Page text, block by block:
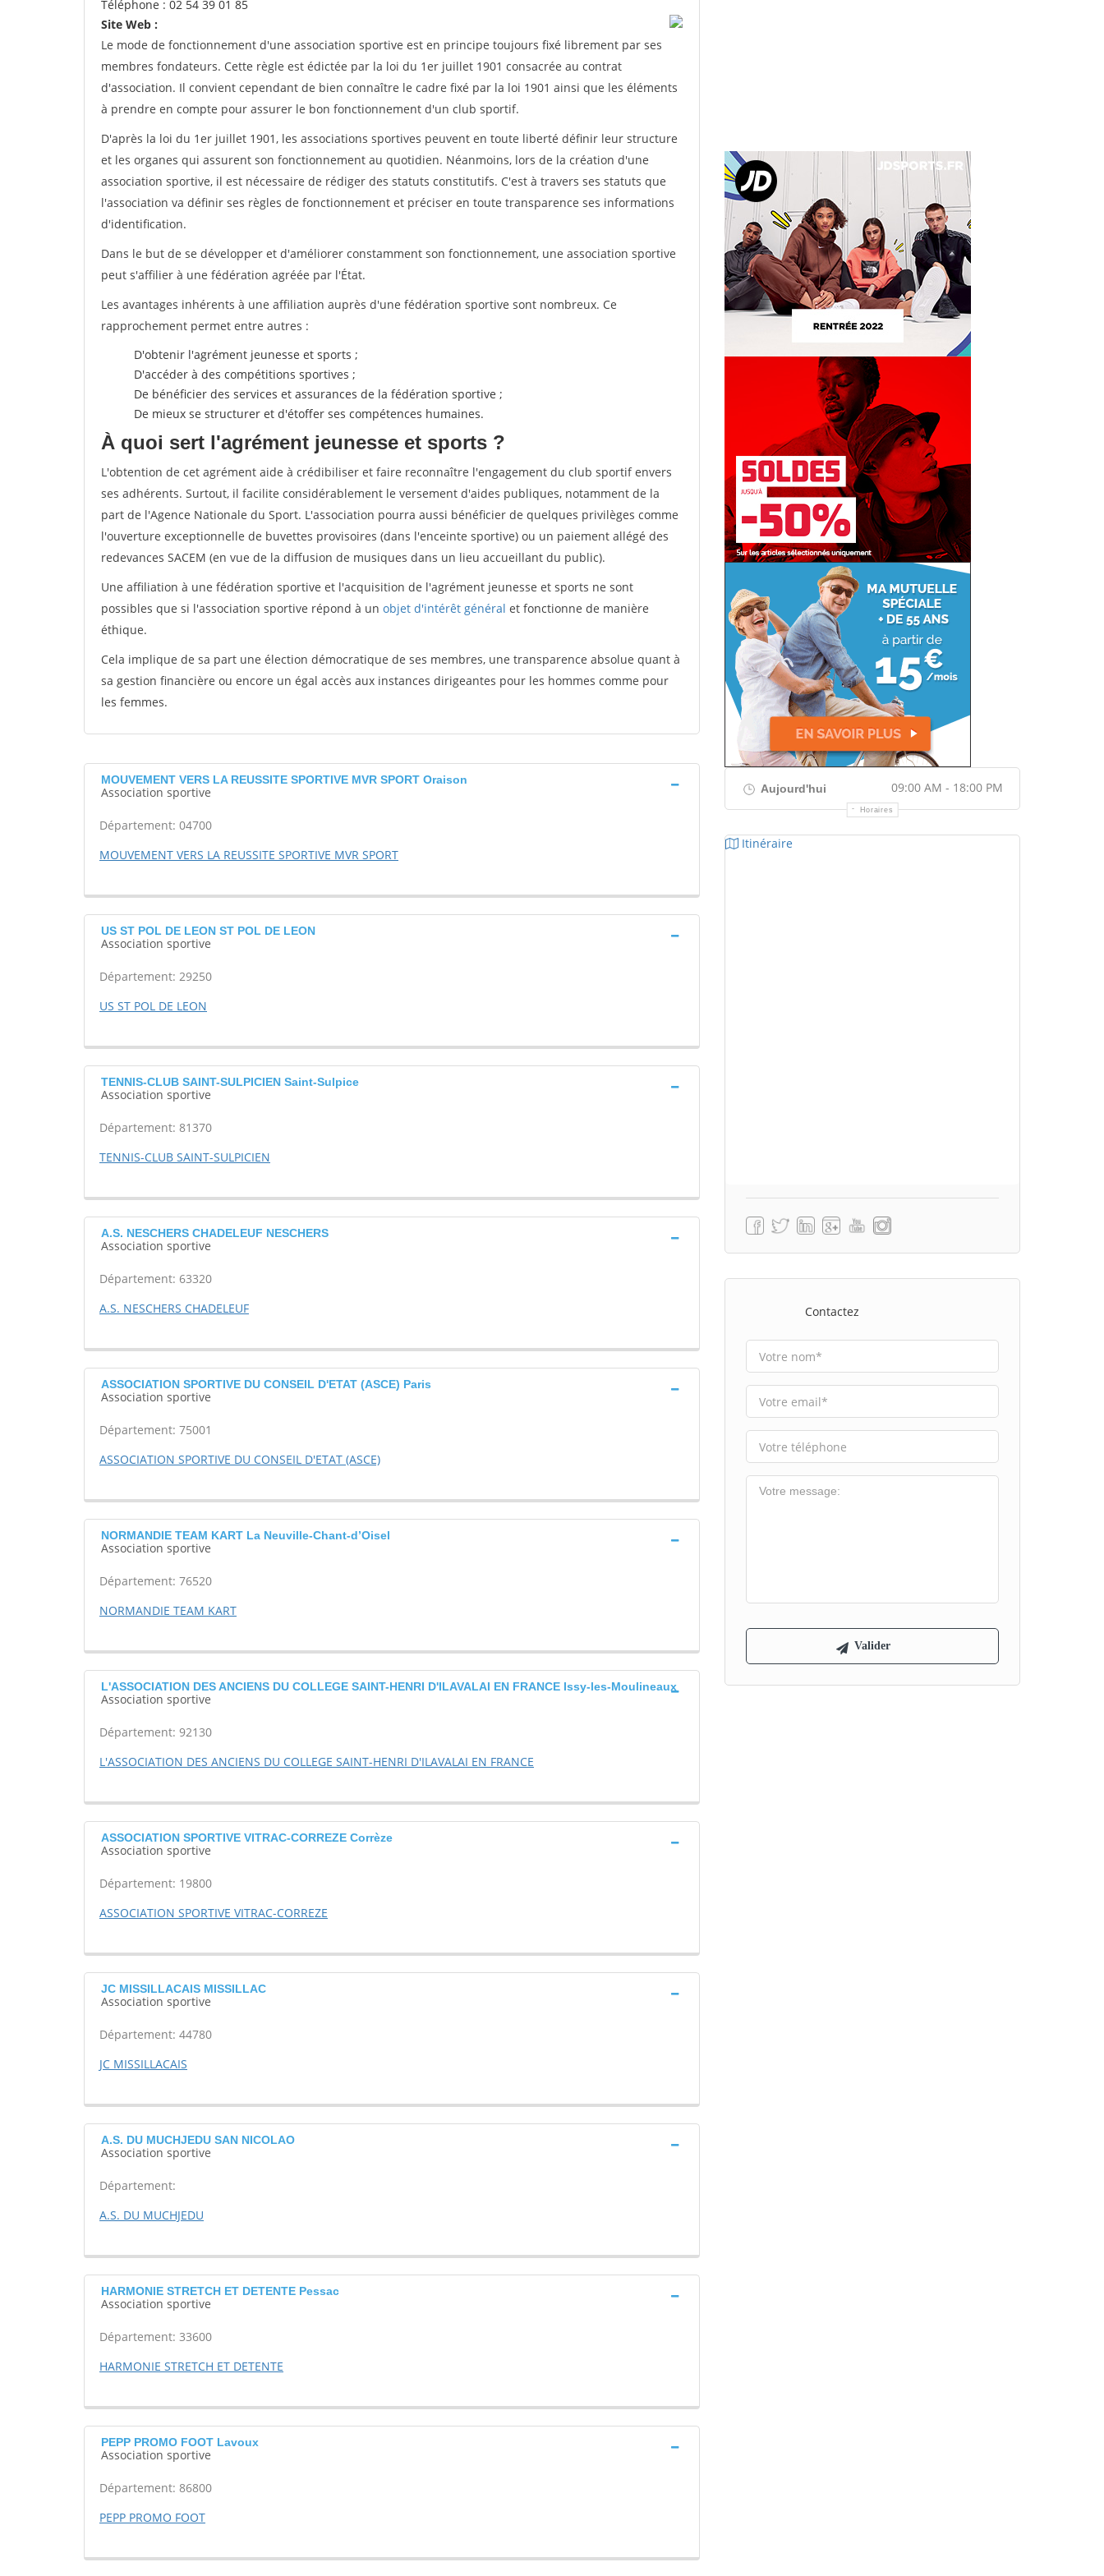
Téléphone : 02 54 39 01 85
Site Web :
Le mode de fonctionnement d'une association sportive est en principe toujours fixé librement par ses
membres fondateurs. Cette règle est édictée par la loi du 1er juillet 1901 consacrée au contrat
d'association. Il convient cependant de bien connaître le cadre fixé par la loi 1901 ainsi que les éléments
à prendre en compte pour assurer le bon fonctionnement d'un club sportif.
D'après la loi du 1er juillet 1901, les associations sportives peuvent en toute liberté définir leur structure
et les organes qui assurent son fonctionnement au quotidien. Néanmoins, lors de la création d'une
association sportive, il est nécessaire de rédiger des statuts constitutifs. C'est à travers ses statuts que
l'association va définir ses règles de fonctionnement et préciser en toute transparence ses informations
d'identification.
Dans le but de se développer et d'améliorer constamment son fonctionnement, une association sportive
peut s'affilier à une fédération agréée par l'État.
Les avantages inhérents à une affiliation auprès d'une fédération sportive sont nombreux. Ce
rapprochement permet entre autres :
D'obtenir l'agrément jeunesse et sports ;
D'accéder à des compétitions sportives ;
De bénéficier des services et assurances de la fédération sportive ;
De mieux se structurer et d'étoffer ses compétences humaines.
À quoi sert l'agrément jeunesse et sports ?
L'obtention de cet agrément aide à crédibiliser et faire reconnaître l'engagement du club sportif envers
ses adhérents. Surtout, il facilite considérablement le versement d'aides publiques, notamment de la
part de l'Agence Nationale du Sport. L'association pourra aussi bénéficier de quelques privilèges comme
l'ouverture exceptionnelle de buvettes provisoires (dans l'enceinte sportive) ou un paiement allégé des
redevances SACEM (en vue de la diffusion de musiques dans un lieu accueillant du public).
Une affiliation à une fédération sportive et l'acquisition de l'agrément jeunesse et sports ne sont
possibles que si l'association sportive répond à un objet d'intérêt général et fonctionne de manière
éthique.
Cela implique de sa part une élection démocratique de ses membres, une transparence absolue quant à
sa gestion financière ou encore un égal accès aux instances dirigeantes pour les hommes comme pour
les femmes.
MOUVEMENT VERS LA REUSSITE SPORTIVE MVR SPORT Oraison
Association sportive
Département: 04700
MOUVEMENT VERS LA REUSSITE SPORTIVE MVR SPORT
US ST POL DE LEON ST POL DE LEON
Association sportive
Département: 29250
US ST POL DE LEON
TENNIS-CLUB SAINT-SULPICIEN Saint-Sulpice
Association sportive
Département: 81370
TENNIS-CLUB SAINT-SULPICIEN
A.S. NESCHERS CHADELEUF NESCHERS
Association sportive
Département: 63320
A.S. NESCHERS CHADELEUF
ASSOCIATION SPORTIVE DU CONSEIL D'ETAT (ASCE) Paris
Association sportive
Département: 75001
ASSOCIATION SPORTIVE DU CONSEIL D'ETAT (ASCE)
NORMANDIE TEAM KART La Neuville-Chant-d’Oisel
Association sportive
Département: 76520
NORMANDIE TEAM KART
L'ASSOCIATION DES ANCIENS DU COLLEGE SAINT-HENRI D'ILAVALAI EN FRANCE Issy-les-Moulineaux
Association sportive
Département: 92130
L'ASSOCIATION DES ANCIENS DU COLLEGE SAINT-HENRI D'ILAVALAI EN FRANCE
ASSOCIATION SPORTIVE VITRAC-CORREZE Corrèze
Association sportive
Département: 19800
ASSOCIATION SPORTIVE VITRAC-CORREZE
JC MISSILLACAIS MISSILLAC
Association sportive
Département: 44780
JC MISSILLACAIS
A.S. DU MUCHJEDU SAN NICOLAO
Association sportive
Département:
A.S. DU MUCHJEDU
HARMONIE STRETCH ET DETENTE Pessac
Association sportive
Département: 33600
HARMONIE STRETCH ET DETENTE
PEPP PROMO FOOT Lavoux
Association sportive
Département: 86800
PEPP PROMO FOOT
Aujourd'hui 09:00 AM - 18:00 PM
Horaires
Itinéraire
Contactez